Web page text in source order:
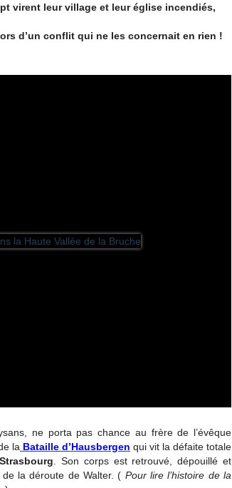
virent leur village et leur église incendiés,
d’un conflit qui ne les concernait en rien !
ne porta pas chance au frère de l’évêque
la Bataille d’Hausbergen qui vit la défaite totale
. Son corps est retrouvé, dépouillé et
la déroute de Walter. ( Pour lire l’histoire de la